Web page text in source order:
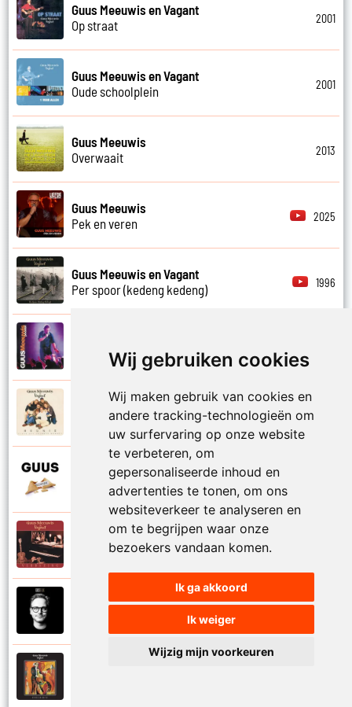
Wij gebruiken cookies
Wij maken gebruik van cookies en
andere tracking-technologieën om
uw surfervaring op onze website
te verbeteren, om
gepersonaliseerde inhoud en
advertenties te tonen, om ons
websiteverkeer te analyseren en
om te begrijpen waar onze
bezoekers vandaan komen.
Ik ga akkoord
Ik weiger
Wijzig mijn voorkeuren
Guus Meeuwis en Vagant
Op straat
2001
Guus Meeuwis en Vagant
Oude schoolplein
2001
Guus Meeuwis
Overwaait
2013
Guus Meeuwis
Pek en veren
2025
Guus Meeuwis en Vagant
Per spoor (kedeng kedeng)
1996
Proosten
Guus Meeuwis en Vagant
Guus Meeuwis
Guus Meeuwis en Vagant
Samen apart
Guus Meeuwis